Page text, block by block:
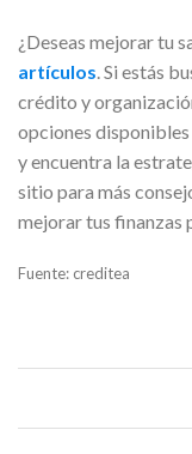
¿Deseas mejorar tu
artículos. Si estás
crédito y
opciones
y encuentra la
sitio para más
mejorar tus finanzas
Fuente: creditea